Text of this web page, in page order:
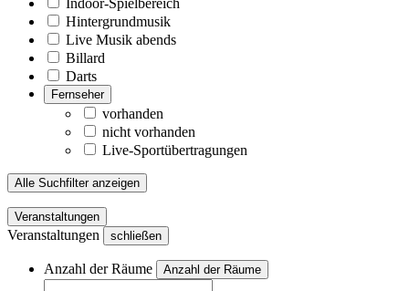
Hintergrundmusik
Live Musik abends
Billard
Darts
Fernseher
vorhanden
nicht vorhanden
Live-Sportübertragungen
Alle Suchfilter anzeigen
Veranstaltungen
Veranstaltungen schließen
Anzahl der Räume Anzahl der Räume